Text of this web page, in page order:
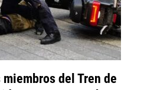
del Tren de